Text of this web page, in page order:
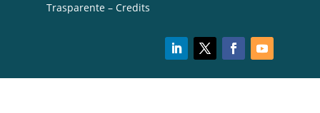
Trasparente– Credits